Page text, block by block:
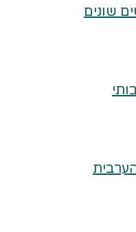
שונים
הערבית